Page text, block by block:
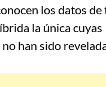
los datos de
la única cuyas
han sido